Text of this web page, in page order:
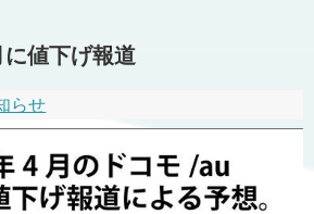
に値下げ報道
らせ